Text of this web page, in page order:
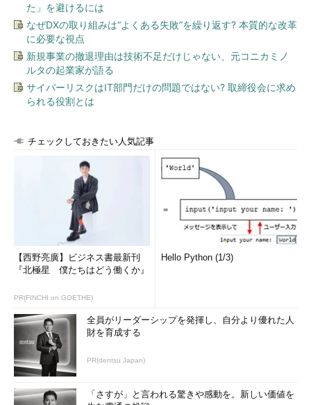
た」を避けるには
なぜDXの取り組みは“よくある失敗”を繰り返す? 本質的な改革
に必要な視点
新規事業の撤退理由は技術不足だけじゃない、元コニカミノ
ルタの起業家が語る
サイバーリスクはIT部門だけの問題ではない? 取締役会に求め
られる役割とは
チェックしておきたい人気記事
【西野亮廣】ビジネス書最新刊
『北極星 僕たちはどう働くか』
PR(FINCHI on GOETHE)
Hello Python (1/3)
全員がリーダーシップを発揮し、自分より優れた人
財を育成する
PR(dentsu Japan)
「さすが」と言われる驚きや感動を。新しい価値を